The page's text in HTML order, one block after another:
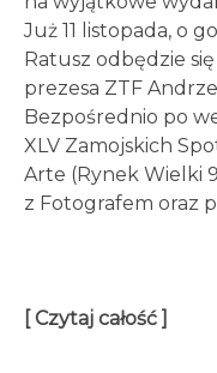
Już 11 listopada, o
Ratusz odbędzie
prezesa ZTF
Bezpośrednio po
XLV Zamojskich
Arte (Rynek Wielki
z Fotografem oraz
[ Czytaj całość ]